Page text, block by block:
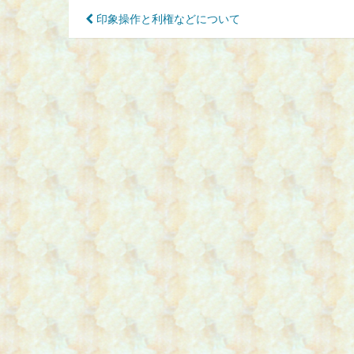
投
稿
ナ
ビ
ゲ
ー
シ
ョ
ン
印象操作と利権などについて